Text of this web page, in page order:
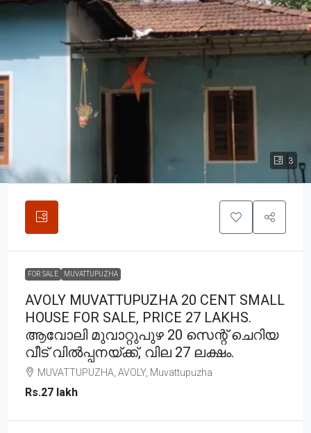
3
FOR SALE MUVATTUPUZHA
AVOLY MUVATTUPUZHA 20 CENT SMALL
HOUSE FOR SALE, PRICE 27 LAKHS.
ആവോലി മുവാറ്റുപുഴ 20 സെന്റ് ചെറിയ
വീട് വിൽപ്പനയ്ക്ക്, വില 27 ലക്ഷം.
MUVATTUPUZHA, AVOLY, Muvattupuzha
Rs.27 lakh